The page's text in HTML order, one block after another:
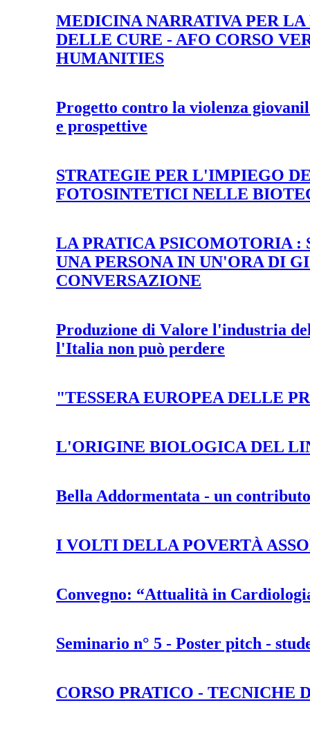
MEDICINA NARRATIVA PER
DELLE CURE - AFO CORSO
HUMANITIES
Progetto contro la violenza
e prospettive
STRATEGIE PER L'IMPIEGO
FOTOSINTETICI NELLE
LA PRATICA PSICOMOTORIA :
UNA PERSONA IN UN'ORA DI
CONVERSAZIONE
Produzione di Valore l'industria
l'Italia non può perdere
"TESSERA EUROPEA DELLE
L'ORIGINE BIOLOGICA DEL
Bella Addormentata - un
I VOLTI DELLA POVERTÀ
Convegno: “Attualità in
Seminario n° 5 - Poster pitch -
CORSO PRATICO - TECNICHE